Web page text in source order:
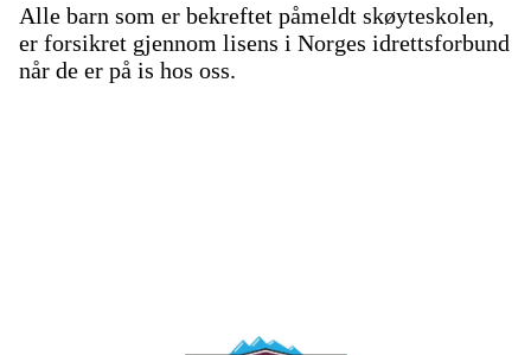
Alle barn som er bekreftet påmeldt skøyteskolen,
er forsikret gjennom lisens i Norges idrettsforbund
når de er på is hos oss.